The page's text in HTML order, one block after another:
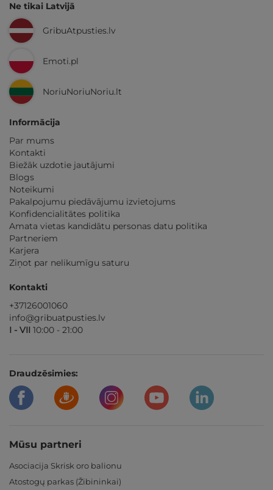
Ne tikai Latvijā
GribuAtpusties.lv
Emoti.pl
NoriuNoriuNoriu.lt
Informācija
Par mums
Kontakti
Biežāk uzdotie jautājumi
Blogs
Noteikumi
Pakalpojumu piedāvājumu izvietojums
Konfidencialitātes politika
Amata vietas kandidātu personas datu politika
Partneriem
Karjera
Ziņot par nelikumīgu saturu
Kontakti
+37126001060
info@gribuatpusties.lv
I - VII 10:00 - 21:00
Draudzēsimies:
Mūsu partneri
Asociacija Skrisk oro balionu
Atostogų parkas (Žibininkai)